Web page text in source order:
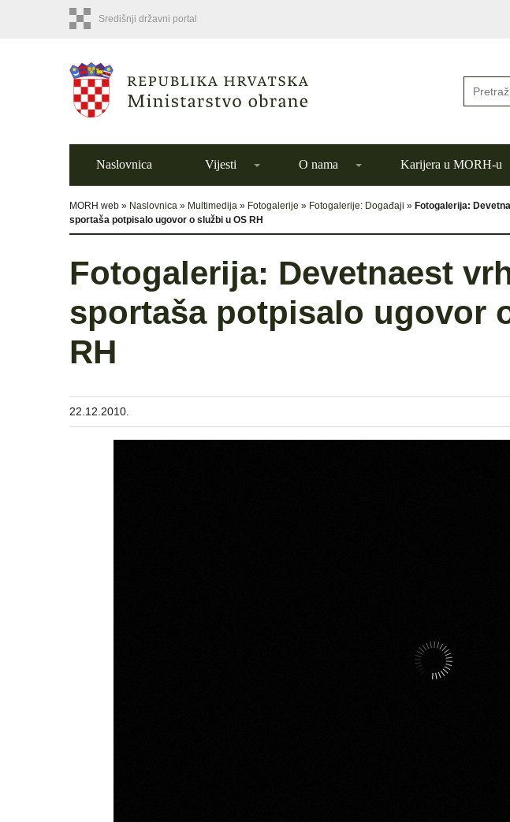
Središnji državni portal
Naslovnica Vijesti O nama Karijera u MORH-u
MORH web » Naslovnica » Multimedija » Fotogalerije » Fotogalerije: Događaji » Fotogalerija:
sportaša potpisalo ugovor o službi u OS RH
Fotogalerija: Devetnaest
sportaša potpisalo ugovor
RH
22.12.2010.